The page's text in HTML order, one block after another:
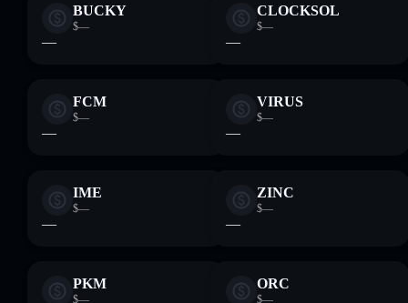
BUCKY
$—
—
CLOCKSOL
$—
—
FCM
$—
—
VIRUS
$—
—
IME
$—
—
ZINC
$—
—
PKM
$—
ORC
$—